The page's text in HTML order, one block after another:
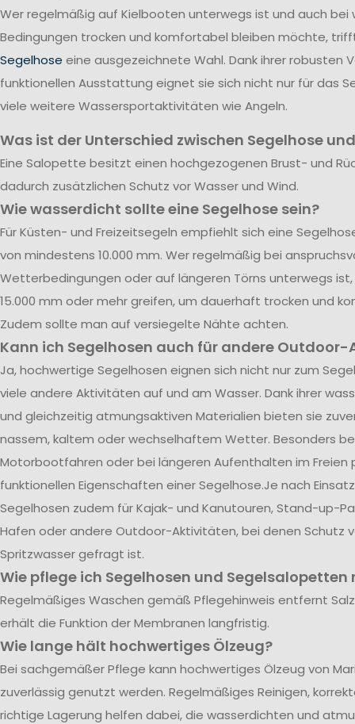
Wer regelmäßig auf Kielbooten unterwegs ist und auch bei
Bedingungen trocken und komfortabel bleiben möchte,
Segelhose eine ausgezeichnete Wahl. Dank ihrer robusten
funktionellen Ausstattung eignet sie sich nicht nur für das
viele weitere Wassersportaktivitäten wie Angeln.
Was ist der Unterschied zwischen Segelhose
Eine Salopette besitzt einen hochgezogenen Brust- und
dadurch zusätzlichen Schutz vor Wasser und Wind.
Wie wasserdicht sollte eine Segelhose sein?
Für Küsten- und Freizeitsegeln empfiehlt sich eine
von mindestens 10.000 mm. Wer regelmäßig bei
Wetterbedingungen oder auf längeren Törns unterwegs
15.000 mm oder mehr greifen, um dauerhaft trocken und
Zudem sollte man auf versiegelte Nähte achten.
Kann ich Segelhosen auch für andere
Ja, hochwertige Segelhosen eignen sich nicht nur zum
viele andere Aktivitäten auf und am Wasser. Dank ihrer
und gleichzeitig atmungsaktiven Materialien bieten sie
nassem, kaltem oder wechselhaftem Wetter. Besonders
Motorbootfahren oder bei längeren Aufenthalten im Freien
funktionellen Eigenschaften einer Segelhose.Je nach
Segelhosen zudem für Kajak- und Kanutouren, Stand-up-
Hafen oder andere Outdoor-Aktivitäten, bei denen Schutz
Spritzwasser gefragt ist.
Wie pflege ich Segelhosen und Segelsalopetten
Regelmäßiges Waschen gemäß Pflegehinweis entfernt
erhält die Funktion der Membranen langfristig.
Wie lange hält hochwertiges Ölzeug?
Bei sachgemäßer Pflege kann hochwertiges Ölzeug von
zuverlässig genutzt werden. Regelmäßiges Reinigen,
richtige Lagerung helfen dabei, die wasserdichten und